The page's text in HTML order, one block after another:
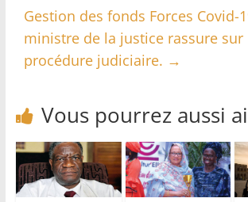
Gestion des fonds Forces Covid-
ministre de la justice rassure sur
procédure judiciaire. →
Vous pourrez aussi